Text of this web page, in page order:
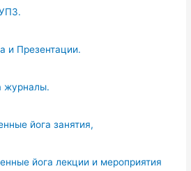
и Презентации.
журналы.
йога занятия,
йога лекции и мероприятия